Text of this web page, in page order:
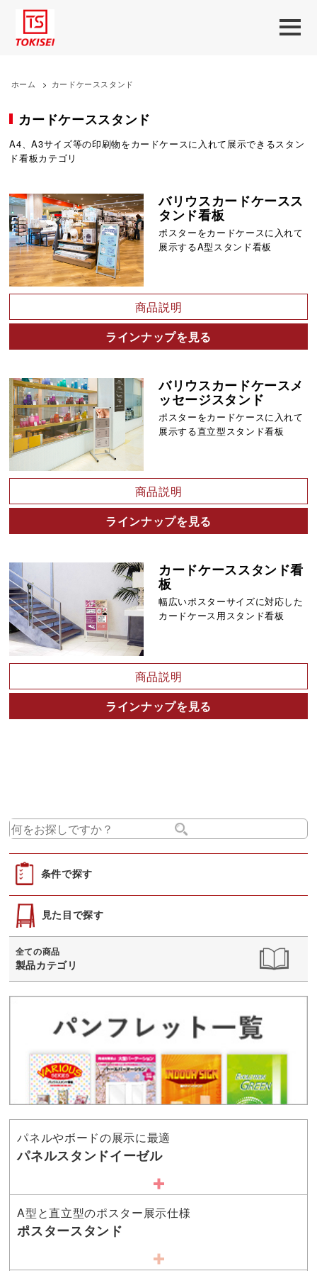
ホーム > カードケーススタンド
カードケーススタンド
A4、A3サイズ等の印刷物をカードケースに入れて展示できるスタン
ド看板カテゴリ
バリウスカードケースス
タンド看板
ポスターをカードケースに入れて
展示するA型スタンド看板
商品説明
ラインナップを見る
バリウスカードケースメ
ッセージスタンド
ポスターをカードケースに入れて
展示する直立型スタンド看板
商品説明
ラインナップを見る
カードケーススタンド看
板
幅広いポスターサイズに対応した
カードケース用スタンド看板
商品説明
ラインナップを見る
条件で探す
見た目で探す
全ての商品
製品カテゴリ
パネルやボードの展示に最適
パネルスタンドイーゼル
A型と直立型のポスター展示仕様
ポスタースタンド